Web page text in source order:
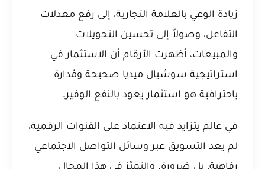
زيادة الوعي بالعلامة التجارية، إلى رفع معدلات
التفاعل، وصولاً إلى تحسين التحويلات
والمبيعات، أظهرت الأرقام أن الاستثمار في
استراتيجية سوشيال ميديا صحيحة ومُدارة
باحترافية هو استثمار يعود بالنفع الوفير.
في عالم يتزايد فيه الاعتماد على القنوات الرقمية،
لم يعد التسويق عبر وسائل التواصل الاجتماعي
رفاهية، بل ضرورة. والتميّز في هذا المجال